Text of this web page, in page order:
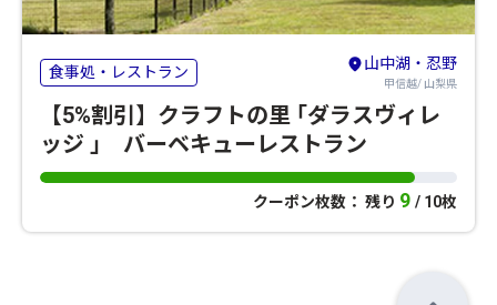
食事処・レストラン 山中湖・忍野
甲信越/ 山梨県
【5%割引】クラフトの里 ｢ダラスヴィレ
ッジ ｣ バーベキューレストラン
クーポン枚数： 残り 9 / 10枚